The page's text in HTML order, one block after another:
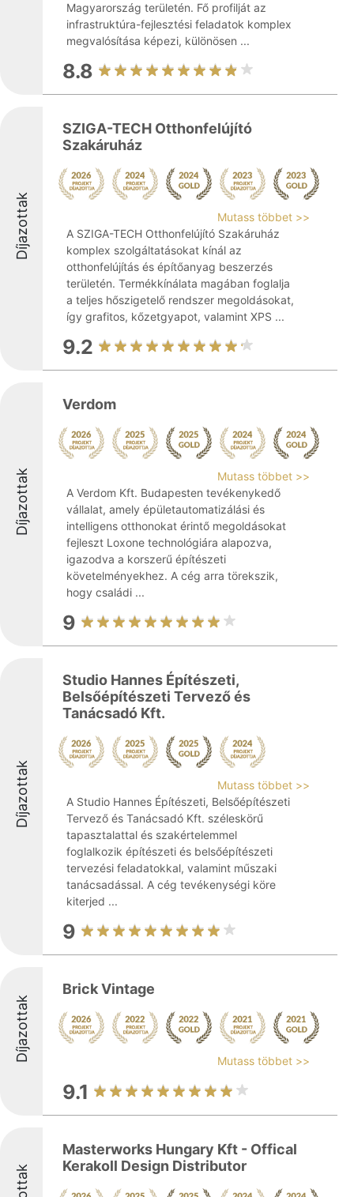
Magyarország területén. Fő profilját az
infrastruktúra-fejlesztési feladatok komplex
megvalósítása képezi, különösen ...
8.8
Díjazottak
SZIGA-TECH Otthonfelújító
Szakáruház
Mutass többet >>
A SZIGA-TECH Otthonfelújító Szakáruház
komplex szolgáltatásokat kínál az
otthonfelújítás és építőanyag beszerzés
területén. Termékkínálata magában foglalja
a teljes hőszigetelő rendszer megoldásokat,
így grafitos, kőzetgyapot, valamint XPS ...
9.2
Díjazottak
Verdom
Mutass többet >>
A Verdom Kft. Budapesten tevékenykedő
vállalat, amely épületautomatizálási és
intelligens otthonokat érintő megoldásokat
fejleszt Loxone technológiára alapozva,
igazodva a korszerű építészeti
követelményekhez. A cég arra törekszik,
hogy családi ...
9
Díjazottak
Studio Hannes Építészeti,
Belsőépítészeti Tervező és
Tanácsadó Kft.
Mutass többet >>
A Studio Hannes Építészeti, Belsőépítészeti
Tervező és Tanácsadó Kft. széleskörű
tapasztalattal és szakértelemmel
foglalkozik építészeti és belsőépítészeti
tervezési feladatokkal, valamint műszaki
tanácsadással. A cég tevékenységi köre
kiterjed ...
9
Díjazottak
Brick Vintage
Mutass többet >>
9.1
Masterworks Hungary Kft - Offical
Kerakoll Design Distributor